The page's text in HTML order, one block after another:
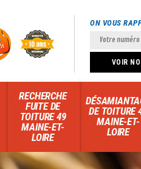
ON VOUS
VOIR
RECHERCHE
FUITE DE
TOITURE 49
MAINE-ET-
LOIRE
DE TOITURE
MAINE-ET-
LOIRE